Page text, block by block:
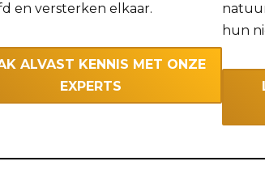
en versterken elkaar.
ALVAST KENNIS MET ONZE
EXPERTS
hun